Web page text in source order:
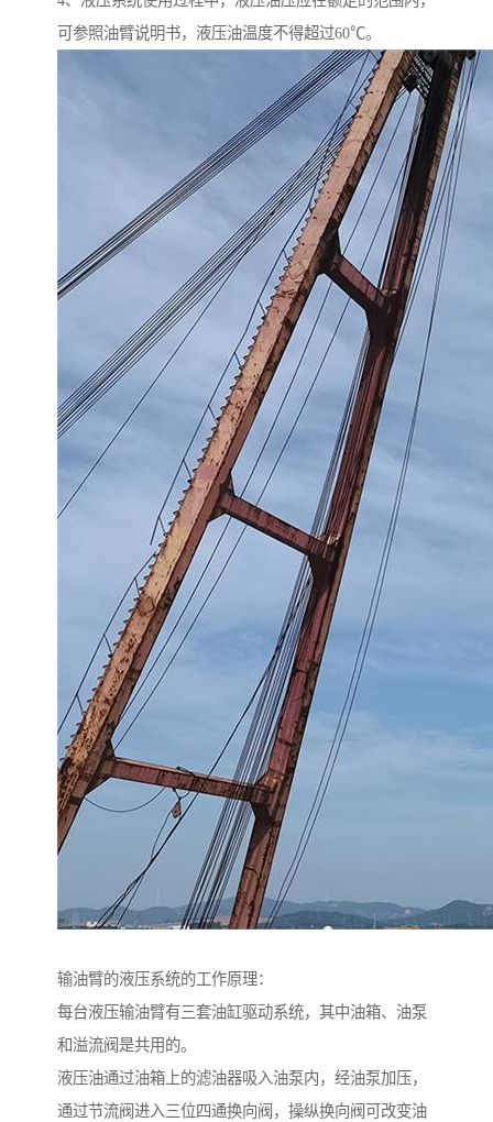
可参照油臂说明书，液压油温度不得超过60℃。
输油臂的液压系统的工作原理：
每台液压输油臂有三套油缸驱动系统，其中油箱、油泵
和溢流阀是共用的。
液压油通过油箱上的滤油器吸入油泵内，经油泵加压，
通过节流阀进入三位四通换向阀，操纵换向阀可改变油